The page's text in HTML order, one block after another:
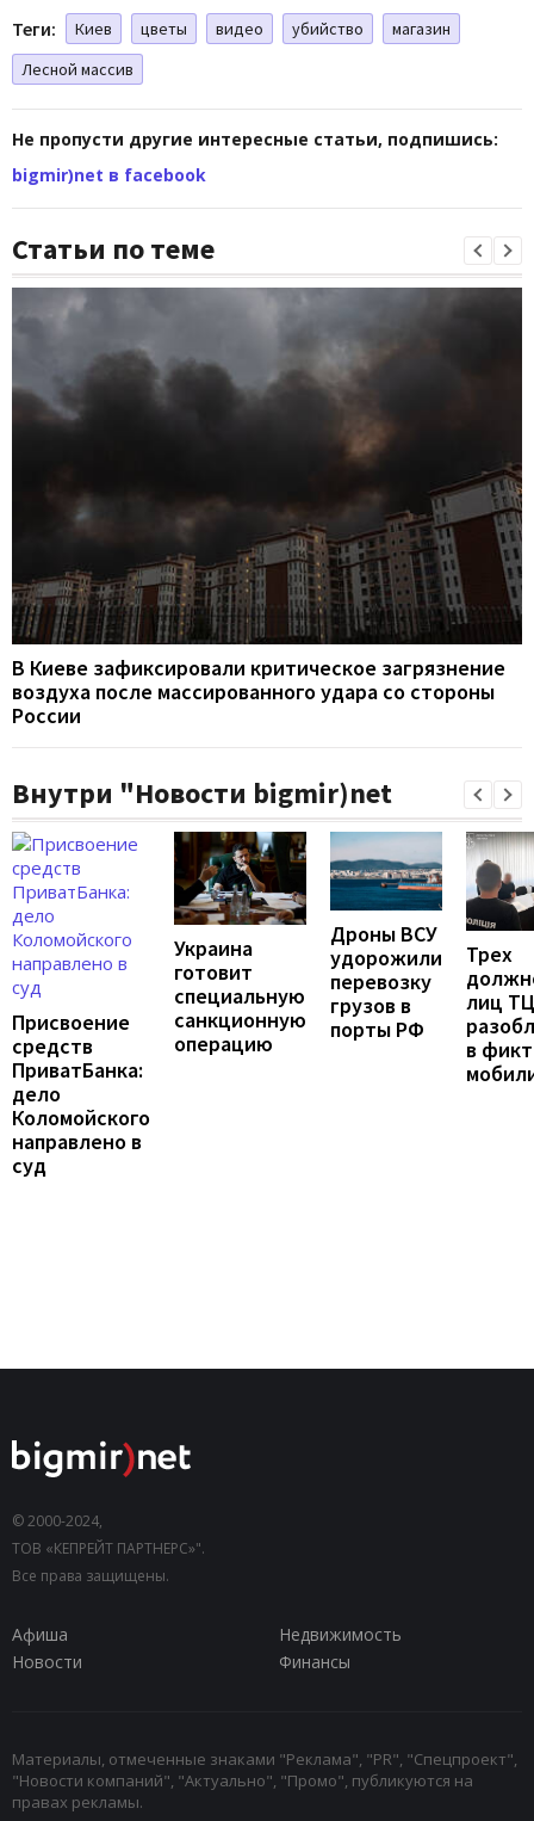
Теги: Киев цветы видео убийство
магазин
Лесной массив
Не пропусти другие интересные статьи, подпишись:
bigmir)net в facebook
Статьи по теме
В Киеве зафиксировали критическое загрязнение
воздуха после массированного удара со стороны
России
Внутри "Новости bigmir)net
Присвоение
средств
ПриватБанка:
дело
Коломойского
направлено в
суд
Украина
готовит
специальную
санкционную
операцию
Дроны ВСУ
удорожили
перевозку
грузов в
порты РФ
Трех
лиц
в
© 2000-2024,
ТОВ «КЕПРЕЙТ ПАРТНЕРС»".
Все права защищены.
Афиша
Недвижимость
Новости
Финансы
Материалы, отмеченные знаками "Реклама", "PR", "Спецпроект",
"Новости компаний", "Актуально", "Промо", публикуются на
правах рекламы.